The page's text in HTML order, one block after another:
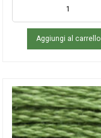
Aggiungi al carrello